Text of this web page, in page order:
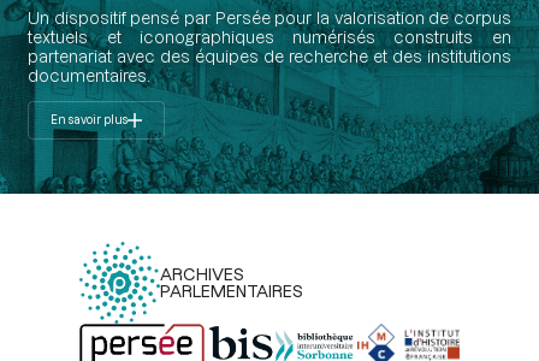
Un dispositif pensé par Persée pour la valorisation de corpus
textuels et iconographiques numérisés construits en
partenariat avec des équipes de recherche et des institutions
documentaires.
En savoir plus
ARCHIVES
PARLEMENTAIRES